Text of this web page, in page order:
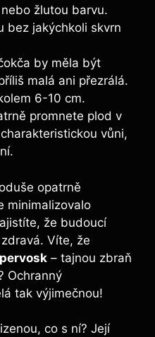
žlutou barvu.
bez jakýchkoli skvrn
by měla být
malá ani přezrálá.
6-10 cm.
promnete plod v
vůni,
opatrně
minimalizovalo
že budoucí
Víte, že
– tajnou zbraň
Ochranný
tak výjimečnou!
co s ní? Její